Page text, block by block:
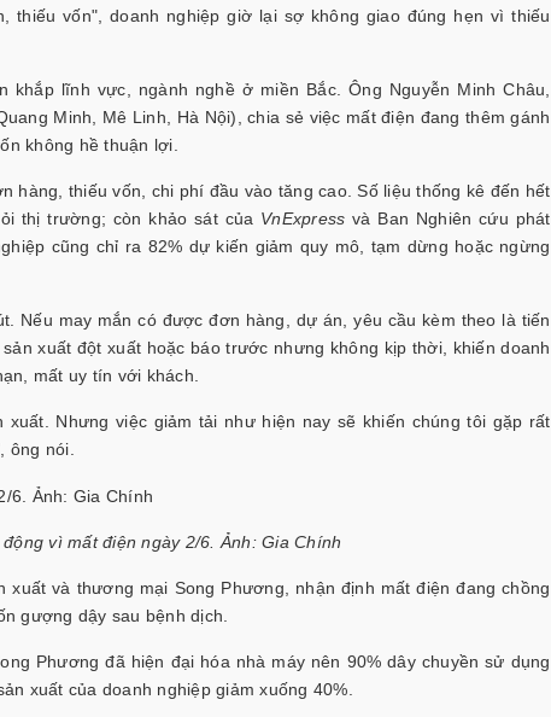
thiếu vốn", doanh nghiệp giờ lại sợ không giao đúng hẹn vì thiếu
khắp lĩnh vực, ngành nghề ở miền Bắc. Ông Nguyễn Minh Châu,
Minh, Mê Linh, Hà Nội), chia sẻ việc mất điện đang thêm gánh
không hề thuận lợi.
hàng, thiếu vốn, chi phí đầu vào tăng cao. Số liệu thống kê đến hết
thị trường; còn khảo sát của VnExpress và Ban Nghiên cứu phát
cũng chỉ ra 82% dự kiến giảm quy mô, tạm dừng hoặc ngừng
Nếu may mắn có được đơn hàng, dự án, yêu cầu kèm theo là tiến
xuất đột xuất hoặc báo trước nhưng không kịp thời, khiến doanh
mất uy tín với khách.
Nhưng việc giảm tải như hiện nay sẽ khiến chúng tôi gặp rất
ông nói.
vì mất điện ngày 2/6. Ảnh: Gia Chính
xuất và thương mại Song Phương, nhận định mất điện đang chồng
gượng dậy sau bệnh dịch.
Phương đã hiện đại hóa nhà máy nên 90% dây chuyền sử dụng
xuất của doanh nghiệp giảm xuống 40%.